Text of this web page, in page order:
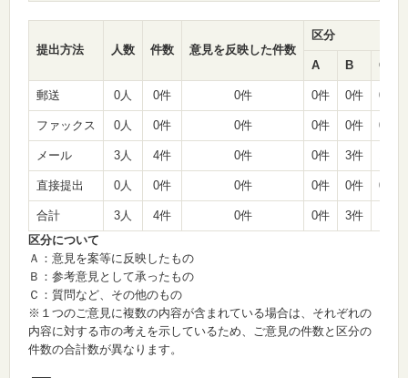
提出方法 人数 件数 意見を反映した件数
区分
A B C
郵送 0人 0件 0件 0件 0件 0件
ファックス 0人 0件 0件 0件 0件 0件
メール 3人 4件 0件 0件 3件
直接提出 0人 0件 0件 0件 0件 0件
合計 3人 4件 0件 0件 3件
区分について
Ａ：意見を案等に反映したもの
Ｂ：参考意見として承ったもの
Ｃ：質問など、その他のもの
※１つのご意見に複数の内容が含まれている場合は、それぞれの
内容に対する市の考えを示しているため、ご意見の件数と区分の
件数の合計数が異なります。